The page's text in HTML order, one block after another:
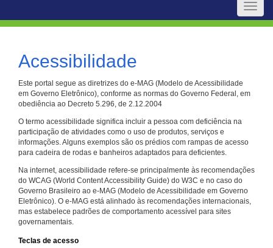
Toggle
Acessibilidade
Este portal segue as diretrizes do e-MAG (Modelo de Acessibilidade
em Governo Eletrônico), conforme as normas do Governo Federal, em
obediência ao Decreto 5.296, de 2.12.2004
O termo acessibilidade significa incluir a pessoa com deficiência na
participação de atividades como o uso de produtos, serviços e
informações. Alguns exemplos são os prédios com rampas de acesso
para cadeira de rodas e banheiros adaptados para deficientes.
Na internet, acessibilidade refere-se principalmente às recomendações
do WCAG (World Content Accessibility Guide) do W3C e no caso do
Governo Brasileiro ao e-MAG (Modelo de Acessibilidade em Governo
Eletrônico). O e-MAG está alinhado às recomendações internacionais,
mas estabelece padrões de comportamento acessível para sites
governamentais.
Teclas de acesso